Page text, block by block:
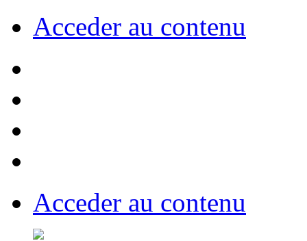
Acceder au contenu
Acceder au contenu